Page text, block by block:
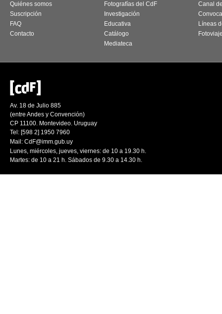
Quiénes somos
Suscripción
FAQ
Contacto
Fotografías del CdF
Investigación
Educativa
Catálogo
Mediateca
Canal
Líneas
Av. 18 de Julio 885
(entre Andes y Convención)
CP 11100. Montevideo. Uruguay
Tel: [598 2] 1950 7960
Mail: CdF@imm.gub.uy
Lunes, miércoles, jueves, viernes: de 10 a 19.30 h.
Martes: de 10 a 21 h. Sábados de 9.30 a 14.30 h.